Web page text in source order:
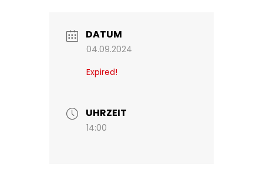
DATUM
04.09.2024
Expired!
UHRZEIT
14:00